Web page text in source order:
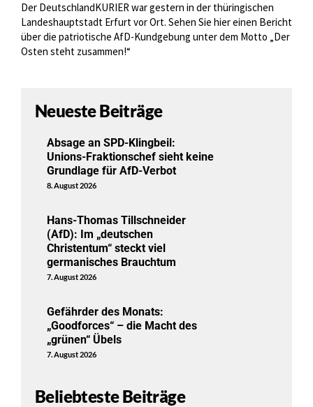
Der DeutschlandKURIER war gestern in der thüringischen
Landeshauptstadt Erfurt vor Ort. Sehen Sie hier einen Bericht
über die patriotische AfD-Kundgebung unter dem Motto „Der
Osten steht zusammen!“
Neueste Beiträge
Absage an SPD-Klingbeil:
Unions-Fraktionschef sieht keine
Grundlage für AfD-Verbot
8. August 2026
Hans-Thomas Tillschneider
(AfD): Im „deutschen
Christentum“ steckt viel
germanisches Brauchtum
7. August 2026
Gefährder des Monats:
„Goodforces“ – die Macht des
„grünen“ Übels
7. August 2026
Beliebteste Beiträge